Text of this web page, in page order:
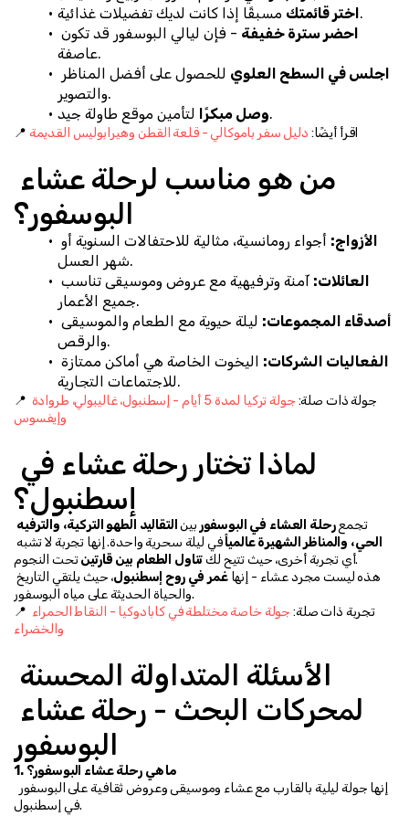
اختر قائمتك مسبقًا إذا كانت لديك تفضيلات غذائية.
احضر سترة خفيفة
عاصفة.
اجلس في السطح العلوي
والتصوير.
وصل مبكرًا لتأمين موقع طاولة جيد.
📍 اقرأ أيضًا: دليل سفر باموكالي - قلعة القطن وهيرابوليس القديمة
البوسفور؟
الأزواج:
شهر العسل.
العائلات:
جميع الأعمار.
أصدقاء المجموعات:
والرقص.
الفعاليات الشركات:
للاجتماعات التجارية.
📍 جولة ذات صلة:
وإيفسوس
إسطنبول؟
تجمع رحلة العشاء في البوسفور بين
الحي، والمناظر الشهيرة عالمياً
أي تجربة أخرى، حيث تتيح لك تناول الطعام بين قارتين
تحت النجوم.
هذه ليست مجرد عشاء - إنها غمر في روح إسطنبول
والحياة الحديثة على مياه البوسفور.
📍 تجربة ذات صلة:
والخضراء
البوسفور
1. ما هي رحلة عشاء البوسفور؟
في إسطنبول.